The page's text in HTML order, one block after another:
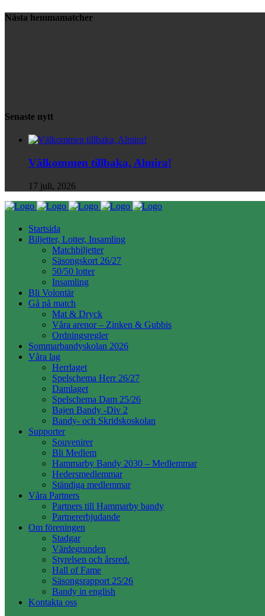
Nästa hemmamatcher
Senaste nytt
Välkommen tillbaka, Almira!
17 juli, 2026
Startsida
Biljetter, Lotter, Insamling
Matchbiljetter
Säsongskort 26/27
50/50 lotter
Insamling
Bli Volontär
Gå på match
Mat & Dryck
Våra arenor – Zinken & Gubbis
Ordningsregler
Sommarbandyskolan 2026
Våra lag
Herrlaget
Spelschema Herr 26/27
Damlaget
Spelschema Dam 25/26
Bajen Bandy -Div 2
Bandy- och Skridskoskolan
Supporter
Souvenirer
Bli Medlem
Hammarby Bandy 2030 – Medlemmar
Hedersmedlemmar
Ständiga medlemmar
Våra Partners
Partners till Hammarby bandy
Partnererbjudande
Om föreningen
Stadgar
Värdegrunden
Styrelsen och årsred.
Hall of Fame
Säsongsrapport 25/26
Bandy in english
Kontakta oss